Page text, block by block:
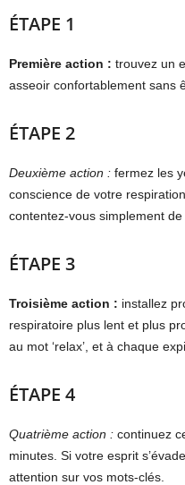
ÉTAPE 1
Première action : trouvez un
asseoir confortablement sans
ÉTAPE 2
Deuxième action : fermez les
conscience de votre
contentez-vous simplement de
ÉTAPE 3
Troisième action : installez
respiratoire plus lent et plus
au mot ‘relax’, et à chaque
ÉTAPE 4
Quatrième action : continuez
minutes. Si votre esprit
attention sur vos mots-clés.